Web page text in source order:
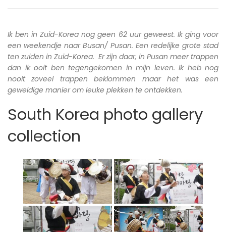
Ik ben in Zuid-Korea nog geen 62 uur geweest. Ik ging voor
een weekendje naar Busan/ Pusan. Een redelijke grote stad
ten zuiden in Zuid-Korea. Er zijn daar, in Pusan meer trappen
dan ik ooit ben tegengekomen in mijn leven. Ik heb nog
nooit zoveel trappen beklommen maar het was een
geweldige manier om leuke plekken te ontdekken.
South Korea photo gallery
collection